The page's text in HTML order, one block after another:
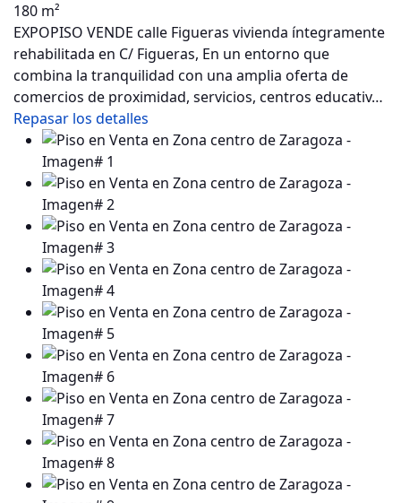
180 m²
EXPOPISO VENDE calle Figueras vivienda íntegramente
rehabilitada en C/ Figueras, En un entorno que
combina la tranquilidad con una amplia oferta de
comercios de proximidad, servicios, centros educativ…
Repasar los detalles